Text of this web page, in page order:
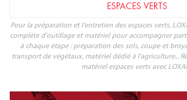
ESPACES VERTS
Pour la préparation et l'entretien des espaces verts,
complète d'outillage et matériel pour accompagner
à chaque étape : préparation des sols, coupe et
transport de végétaux, matériel dédié à l'agriculture...
matériel espaces verts avec